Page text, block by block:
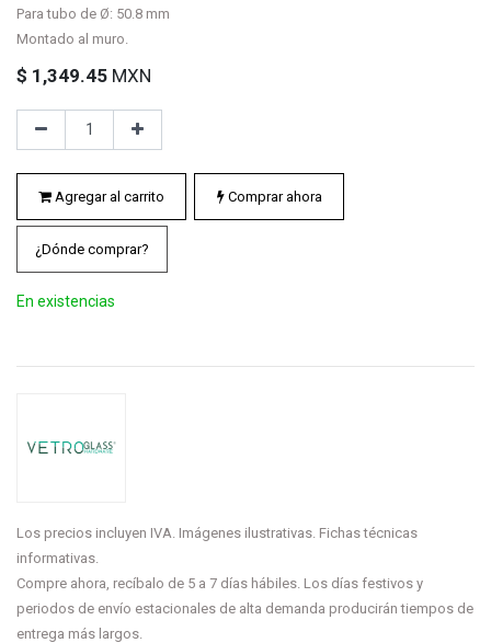
Para tubo de Ø: 50.8 mm
Montado al muro.
$ 1,349.45 MXN
Agregar al carrito Comprar ahora
¿Dónde comprar?
En existencias
Los precios incluyen IVA. Imágenes ilustrativas. Fichas técnicas
informativas.
Compre ahora, recíbalo de 5 a 7 días hábiles. Los días festivos y
periodos de envío estacionales de alta demanda producirán tiempos de
entrega más largos.